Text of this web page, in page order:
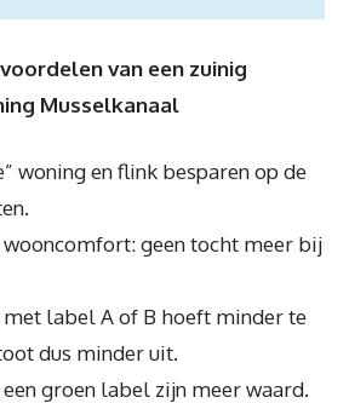
van een zuinig
Musselkanaal
woning en flink besparen op de
wooncomfort: geen tocht meer bij
met label A of B hoeft minder te
dus minder uit.
groen label zijn meer waard.